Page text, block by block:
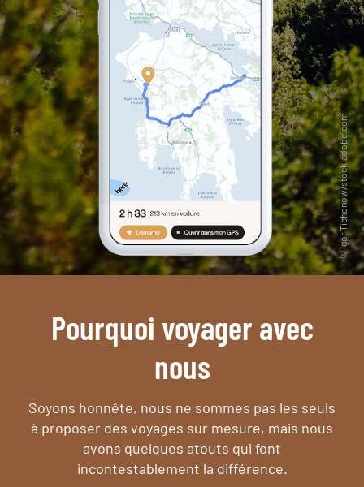
Pourquoi voyager avec
nous
Soyons honnête, nous ne sommes pas les seuls
à proposer des voyages sur mesure, mais nous
avons quelques atouts qui font
incontestablement la différence.